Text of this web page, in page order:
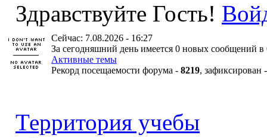
Здравствуйте Гость!
Сейчас: 7.08.2026 - 16:27
За сегодняшний день имеется 0 новых сообщений в
Активные темы
Рекорд посещаемости форума - 8219, зафиксирован
Территория учебы